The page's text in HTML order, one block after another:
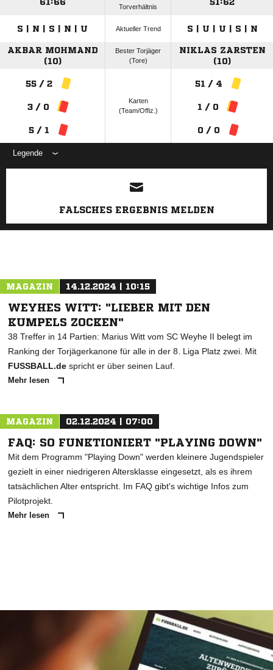
61:66
Torverhältnis
51:62
S | N | S | N | U Aktueller Trend S | U | U | S | N
AKBAR MOHMAND
(10)
Bester Torjäger
(Tore)
NIKLAS ZARSTEN
(10)
55 / 2
3 / 0
5 / 1
Karten
(Team/Offiz.)
51 / 4
1 / 0
0 / 0
Legende
ANZEIGE
FALSCHES ERGEBNIS MELDEN
MAGAZIN 14.12.2024 | 10:15
WEYHES WITT: "LIEBER MIT DEN
KUMPELS ZOCKEN"
38 Treffer in 14 Partien: Marius Witt vom SC Weyhe II belegt im
Ranking der Torjägerkanone für alle in der 8. Liga Platz zwei. Mit
FUSSBALL.de spricht er über seinen Lauf.
Mehr lesen
MAGAZIN 02.12.2024 | 07:00
FAQ: SO FUNKTIONIERT "PLAYING DOWN"
Mit dem Programm "Playing Down" werden kleinere Jugendspieler
gezielt in einer niedrigeren Altersklasse eingesetzt, als es ihrem
tatsächlichen Alter entspricht. Im FAQ gibt's wichtige Infos zum
Pilotprojekt.
Mehr lesen